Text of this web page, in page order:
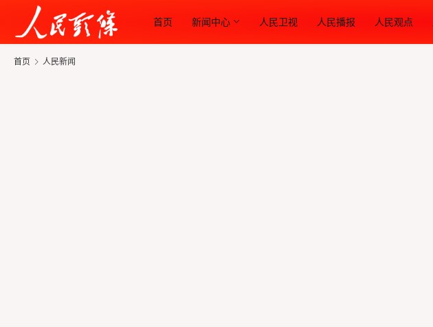
首页 新闻中心 人民卫视 人民播报 人民观点
首页 人民新闻